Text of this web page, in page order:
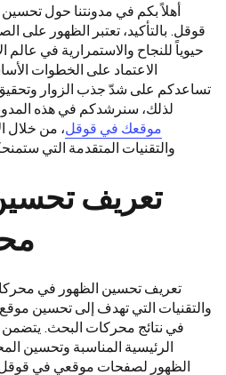
أهلاً بكم في مدونتنا حول
قوقل. بالتأكيد، تعتبر الظهور على
حيوياً للنجاح والاستمرارية في عالم
الاعتماد على الخطوات
تساعدكم على شدّ جذب الزوار
لذلك، سنرشدكم في هذه
موقعك في قوقل، من خلال
والتقنيات المتقدمة التي
تعريف
تعريف تحسين الظهور في
والتقنيات التي تهدف إلى تحسين موقع
في نتائج محركات البحث. يتضمن
الرئيسية المناسبة وتحسين
الظهور لصفحات موقعي في قوقل